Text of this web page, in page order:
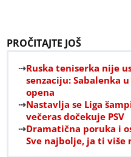
PROČITAJTE JOŠ
Ruska teniserka nije
senzaciju: Sabalenka
opena
Nastavlja se Liga
večeras dočekuje PSV
Dramatična poruka i
Sve najbolje, ja ti više